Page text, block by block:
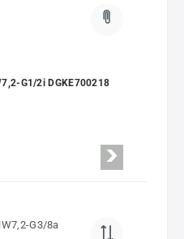
G1/2i DGKE700218